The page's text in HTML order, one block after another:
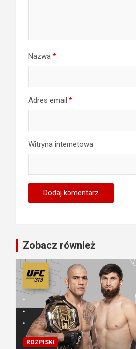
Nazwa *
Adres email *
Witryna internetowa
Zobacz również
ROZPISKI